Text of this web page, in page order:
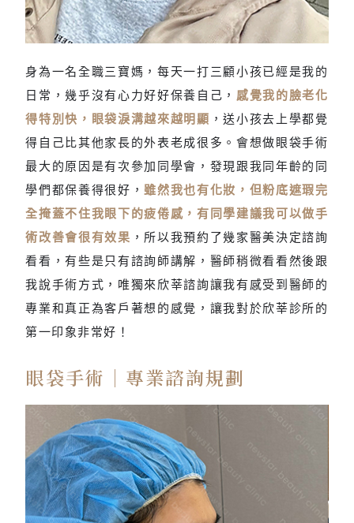
整個人看起來很疲憊
身為一名全職三寶媽，每天一打三顧小孩已經是我的
日常，幾乎沒有心力好好保養自己， 感覺我的臉老化
得特別快，眼袋淚溝越來越明顯 ，送小孩去上學都覺
得自己比其他家長的外表老成很多。會想做眼袋手術
最大的原因是有次參加同學會，發現跟我同年齡的同
學們都保養得很好，雖然我也有化妝，但粉底遮瑕完
全掩蓋不住我眼下的疲倦感，有同學建議我可以做手
術改善會很有效果 ，所以我預約了幾家醫美決定諮詢
看看，有些是只有諮詢師講解，醫師稍微看看然後跟
我說手術方式，唯獨來欣莘諮詢讓我有感受到醫師的
專業和真正為客戶著想的感覺，讓我對於欣莘診所的
第一印象非常好！
眼袋手術｜專業諮詢規劃